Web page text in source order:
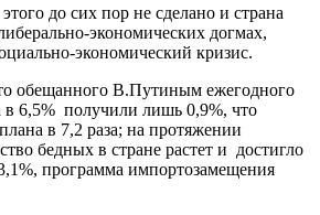
до сих пор не сделано и страна
экономических догмах,
экономический кризис.
обещанного В.Путиным ежегодного
в 6,5% получили лишь 0,9%, что
в 7,2 раза; на протяжении
бедных в стране растет и достигло
программа импортозамещения